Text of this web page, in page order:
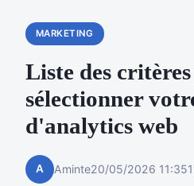
MARKETING
Liste des
sélectionner
d'analytics web
A Aminte20/05/2026 11:35